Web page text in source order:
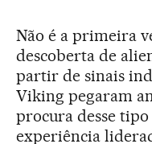
Não é a primeira
descoberta de
partir de sinais
Viking pegaram
procura desse
experiência